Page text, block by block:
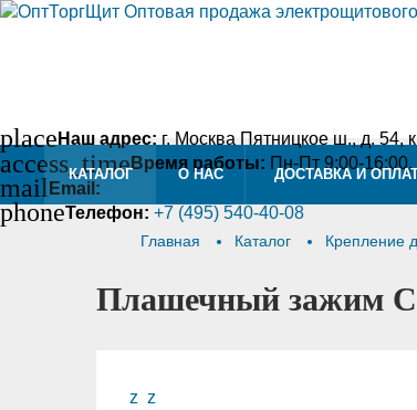
placeНаш адрес: г. Москва Пятницкое ш., д. 54,
access_timeВремя работы: Пн-Пт 9:00-
mail Email:
phoneТелефон: +7 (495) 540-40-08
КАТАЛОГ О НАС ДОСТАВКА И
Главная Каталог Крепление
Плашечный зажим
z z